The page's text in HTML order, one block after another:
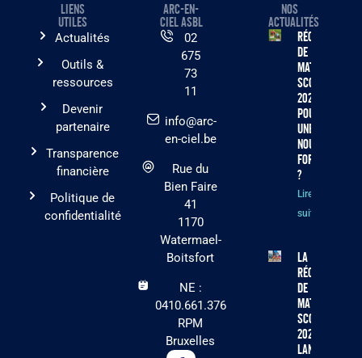
LIENS
UTILES
Actualités
Outils &
ressources
Devenir
partenaire
Transparence
financière
Politique de
confidentialité
ARC-EN-
CIEL ASBL
02
675
73
11
info@arc-
en-ciel.be
Rue du
Bien Faire
41
1170
Watermael-
Boitsfort
NE :
0410.661.376
RPM
Bruxelles
NOS
ACTUALITÉS
Récolte
de
matériel
scolaire
2026 :
pourquoi
une
nouvelle
formule
?
Lire la
suite »
La
récolte
de
matériel
scolaire
2026 est
lancée !